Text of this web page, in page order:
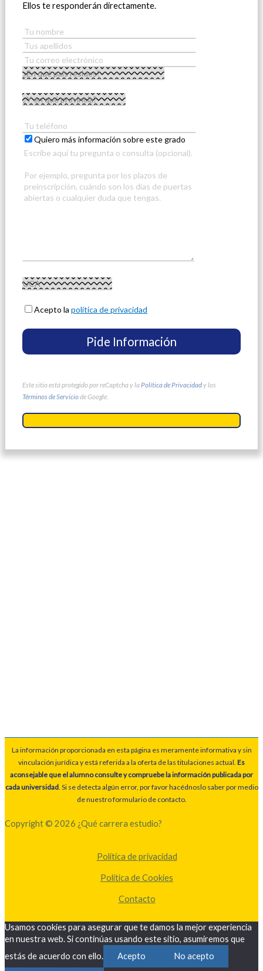
Ellos te responderán directamente.
Quiero más información sobre este grado
Acepto lapolítica de privacidad
Este sitio está protegido por reCaptcha y la Política de Privacidady los
Términos de Serviciode Google.
La información proporcionada en esta página es meramente informativa y sin
vinculación jurídica y está referida a la oferta de las titulaciones actual. Es
aconsejable que el alumno consulte y compruebe la información publicada por
cada universidad. Si se detecta algún error, por favor hacédnoslo saber por medio
de nuestro formulario de contacto.
Copyright © 2026 ¿Qué carrera estudio?
Política de privacidad
Política de Cookies
Contacto
Usamos cookies para asegurar que te damos la mejor experiencia
en nuestra web. Si continúas usando este sitio, asumiremos que
estás de acuerdo con ello.
Acepto No acepto